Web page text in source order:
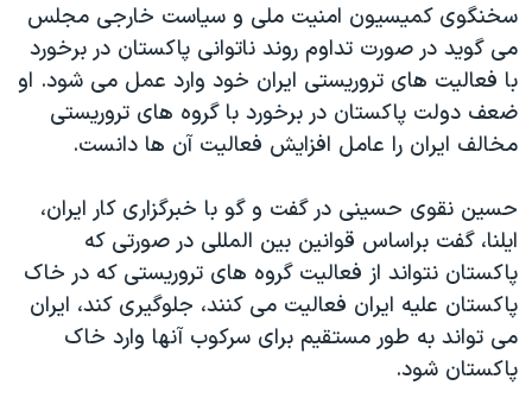
آرشیو پخش زنده
مجموعه مستندهای دادخواهی
تریبونال مردمی آبان ۹۸
دادگاه حمید نوری
چهل سال گروگان‌گیری
اعتراضات مردمی آبان ۹۸
اسرائیل در جنگ
نرگس محمدی برنده جایزه نوبل صلح
همایش محافظه‌کاران آمریکا «سی‌پک»
سخنگوی کمیسیون امنیت ملی و سیاست خارجی مجلس
می گوید در صورت تداوم روند ناتوانی پاکستان در برخورد
با فعالیت های تروریستی ایران خود وارد عمل می شود. او
ضعف دولت پاکستان در برخورد با گروه های تروریستی
مخالف ایران را عامل افزایش فعالیت آن ها دانست.
حسین نقوی حسینی در گفت و گو با خبرگزاری کار ایران،
ایلنا، گفت براساس قوانین بین المللی در صورتی که
پاکستان نتواند از فعالیت گروه های تروریستی که در خاک
پاکستان علیه ایران فعالیت می کنند، جلوگیری کند، ایران
می تواند به طور مستقیم برای سرکوب آنها وارد خاک
پاکستان شود.